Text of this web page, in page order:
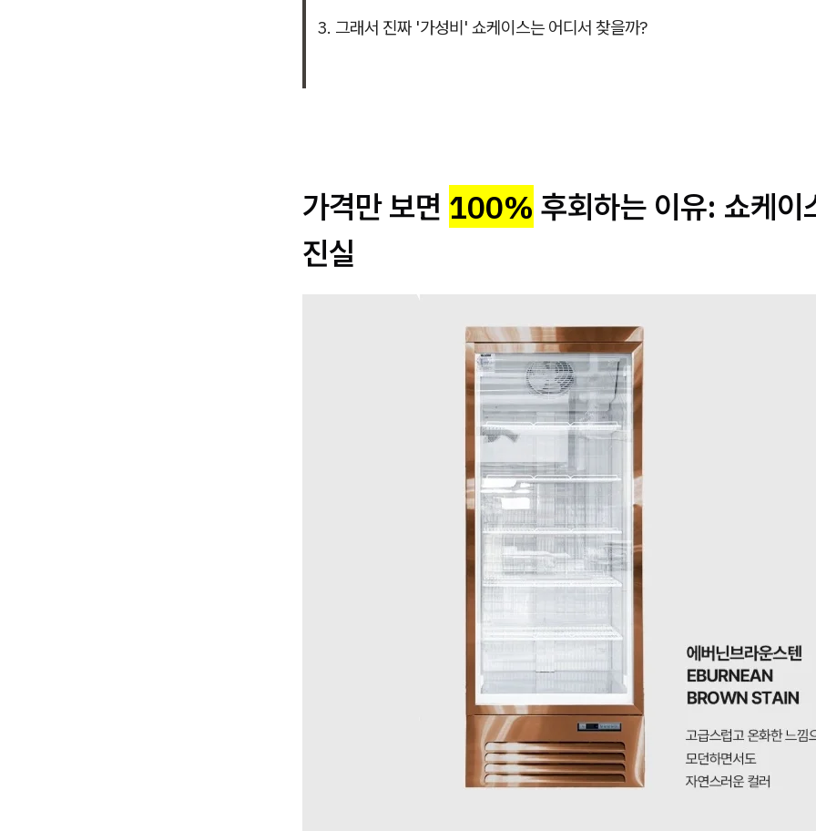
3. 그래서 진짜 '가성비' 쇼케이스는 어디서 찾을까?
가격만 보면 100% 후회하는 이유: 쇼케이
진실